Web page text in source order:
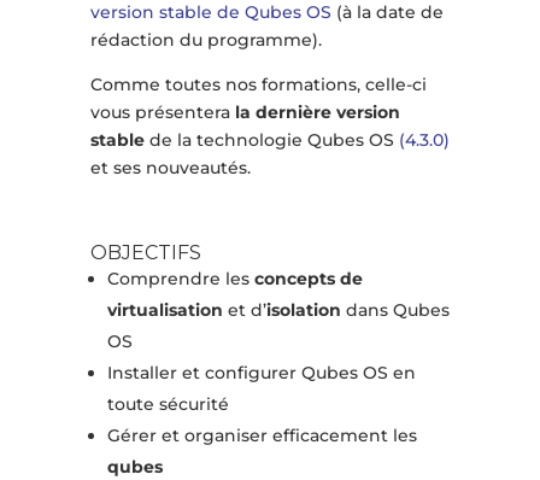
version stable de Qubes OS (à la date de
rédaction du programme).
Comme toutes nos formations, celle-ci
vous présentera la dernière version
stablede la technologie Qubes OS (4.3.0)
et ses nouveautés.
OBJECTIFS
Comprendre lesconcepts de
virtualisation et d’isolation dans Qubes
OS
Installer et configurer Qubes OS en
toute sécurité
Gérer et organiser efficacement les
qubes